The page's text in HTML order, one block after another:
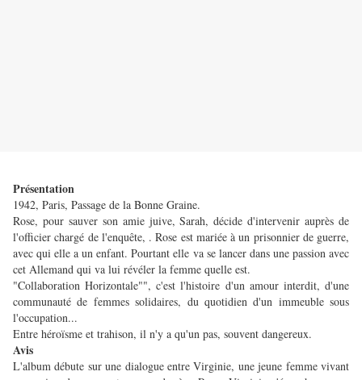
Présentation
1942, Paris, Passage de la Bonne Graine.
Rose, pour sauver son amie juive, Sarah, décide d'intervenir auprès de
l'officier chargé de l'enquête, . Rose est mariée à un prisonnier de guerre,
avec qui elle a un enfant. Pourtant elle va se lancer dans une passion avec
cet Allemand qui va lui révéler la femme quelle est.
"Collaboration Horizontale"", c'est l'histoire d'un amour interdit, d'une
communauté de femmes solidaires, du quotidien d'un immeuble sous
l'occupation...
Entre héroïsme et trahison, il n'y a qu'un pas, souvent dangereux.
Avis
L'album débute sur une dialogue entre Virginie, une jeune femme vivant